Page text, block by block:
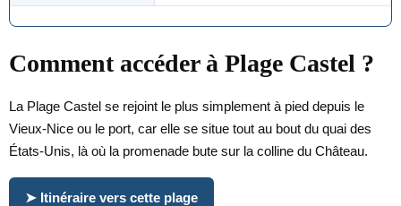
Comment accéder à Plage Castel ?
La Plage Castel se rejoint le plus simplement à pied depuis le
Vieux-Nice ou le port, car elle se situe tout au bout du quai des
États-Unis, là où la promenade bute sur la colline du Château.
➤ Itinéraire vers cette plage